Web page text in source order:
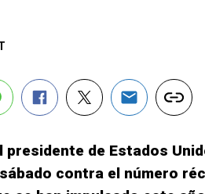
presidente de Estados
contra el número